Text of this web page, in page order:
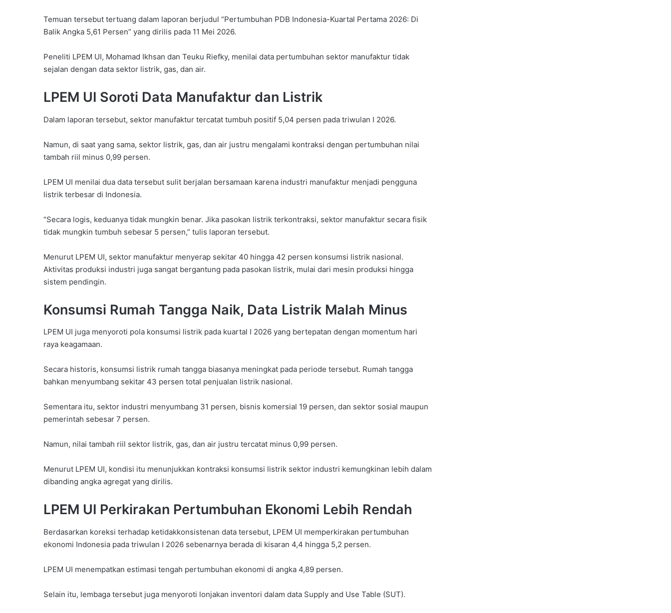
Temuan tersebut tertuang dalam laporan berjudul “Pertumbuhan PDB Indonesia-Kuartal Pertama 2026: Di
Balik Angka 5,61 Persen” yang dirilis pada 11 Mei 2026.
Peneliti LPEM UI, Mohamad Ikhsan dan Teuku Riefky, menilai data pertumbuhan sektor manufaktur tidak
sejalan dengan data sektor listrik, gas, dan air.
LPEM UI Soroti Data Manufaktur dan Listrik
Dalam laporan tersebut, sektor manufaktur tercatat tumbuh positif 5,04 persen pada triwulan I 2026.
Namun, di saat yang sama, sektor listrik, gas, dan air justru mengalami kontraksi dengan pertumbuhan nilai
tambah riil minus 0,99 persen.
LPEM UI menilai dua data tersebut sulit berjalan bersamaan karena industri manufaktur menjadi pengguna
listrik terbesar di Indonesia.
“Secara logis, keduanya tidak mungkin benar. Jika pasokan listrik terkontraksi, sektor manufaktur secara fisik
tidak mungkin tumbuh sebesar 5 persen,” tulis laporan tersebut.
Menurut LPEM UI, sektor manufaktur menyerap sekitar 40 hingga 42 persen konsumsi listrik nasional.
Aktivitas produksi industri juga sangat bergantung pada pasokan listrik, mulai dari mesin produksi hingga
sistem pendingin.
Konsumsi Rumah Tangga Naik, Data Listrik Malah Minus
LPEM UI juga menyoroti pola konsumsi listrik pada kuartal I 2026 yang bertepatan dengan momentum hari
raya keagamaan.
Secara historis, konsumsi listrik rumah tangga biasanya meningkat pada periode tersebut. Rumah tangga
bahkan menyumbang sekitar 43 persen total penjualan listrik nasional.
Sementara itu, sektor industri menyumbang 31 persen, bisnis komersial 19 persen, dan sektor sosial maupun
pemerintah sebesar 7 persen.
Namun, nilai tambah riil sektor listrik, gas, dan air justru tercatat minus 0,99 persen.
Menurut LPEM UI, kondisi itu menunjukkan kontraksi konsumsi listrik sektor industri kemungkinan lebih dalam
dibanding angka agregat yang dirilis.
LPEM UI Perkirakan Pertumbuhan Ekonomi Lebih Rendah
Berdasarkan koreksi terhadap ketidakkonsistenan data tersebut, LPEM UI memperkirakan pertumbuhan
ekonomi Indonesia pada triwulan I 2026 sebenarnya berada di kisaran 4,4 hingga 5,2 persen.
LPEM UI menempatkan estimasi tengah pertumbuhan ekonomi di angka 4,89 persen.
Selain itu, lembaga tersebut juga menyoroti lonjakan inventori dalam data Supply and Use Table (SUT).